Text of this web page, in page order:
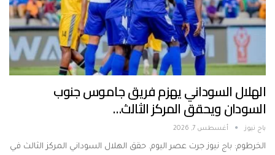
الهلال السوداني يهزم فريق جاموس جنوب
السودان ويحقق المركز الثالث…
باج نيوز أغسطس 7, 2026
الخرطوم: باج نيوز جرت عصر اليوم. حقق الهلال السوداني المركز الثالث في